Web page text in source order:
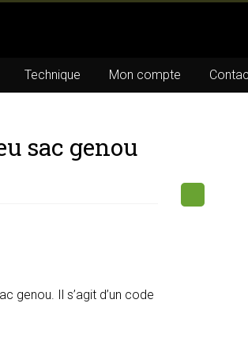
Technique Mon compte
sac genou
genou. Il s’agit d’un code